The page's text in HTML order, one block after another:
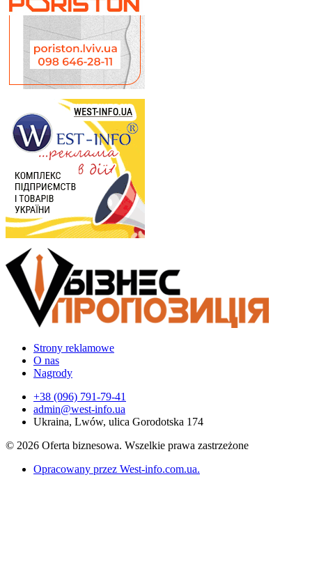
Strony reklamowe
O nas
Nagrody
+38 (096) 791-79-41
admin@west-info.ua
Ukraina, Lwów, ulica Gorodotska 174
© 2026 Oferta biznesowa. Wszelkie prawa zastrzeżone
Opracowany przez West-info.com.ua.